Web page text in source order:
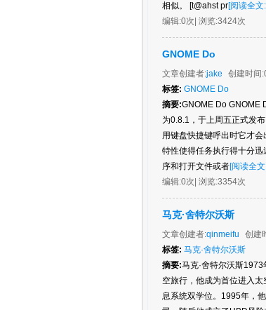
相似。 [t@ahst pr[阅读全文
编辑:0次 | 浏览:3424次
GNOME Do
文章创建者:jake 创建时间:
标签: GNOME Do
摘要:GNOME Do GNOME
为0.8.1，于上周五正式发
用键盘快捷键呼出时它才
特性使得任务执行得十分
序和打开文件或者[阅读全文
编辑:0次 | 浏览:3354次
马克·舍特尔沃斯
文章创建者:qinmeifu 创建
标签: 马克·舍特尔沃斯
摘要:马克·舍特尔沃斯
空旅行，他成为首位进入
息系统双学位。1995年，